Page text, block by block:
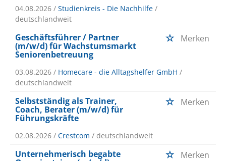
04.08.2026 / Studienkreis - Die Nachhilfe /
deutschlandweit
Geschäftsführer / Partner
(m/w/d) für Wachstumsmarkt
Seniorenbetreuung
Merken
03.08.2026 / Homecare - die Alltagshelfer GmbH /
deutschlandweit
Selbstständig als Trainer,
Coach, Berater (m/w/d) für
Führungskräfte
Merken
02.08.2026 / Crestcom / deutschlandweit
Unternehmerisch begabte Merken